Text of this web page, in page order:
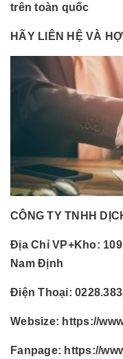
trên toàn quốc
HÃY LIÊN HỆ VÀ
CÔNG TY TNHH
Địa Chỉ VP+Kho:
Nam Định
Điện Thoại:
Websize: https://
Fanpage: https://